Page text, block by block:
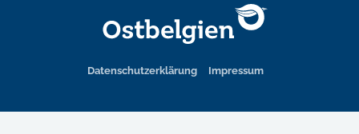
Datenschutzerklärung Impressum